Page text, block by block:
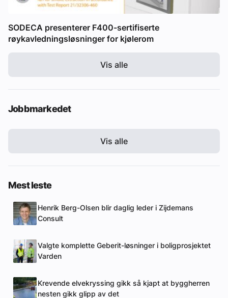
SODECA presenterer F400-sertifiserte
røykavledningsløsninger for kjølerom
Vis alle
Jobbmarkedet
Vis alle
Mest leste
Henrik Berg-Olsen blir daglig leder i Zijdemans
Consult
Valgte komplette Geberit-løsninger i boligprosjektet
Varden
Krevende elvekryssing gikk så kjapt at byggherren
nesten gikk glipp av det